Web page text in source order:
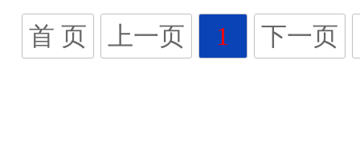
首 页 上一页 1 下一页